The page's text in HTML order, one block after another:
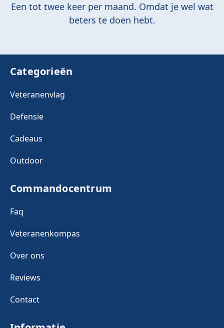
Een tot twee keer per maand. Omdat je wel wat
beters te doen hebt.
Categorieën
Veteranenvlag
Defensie
Cadeaus
Outdoor
Commandocentrum
Faq
Veteranenkompas
Over ons
Reviews
Contact